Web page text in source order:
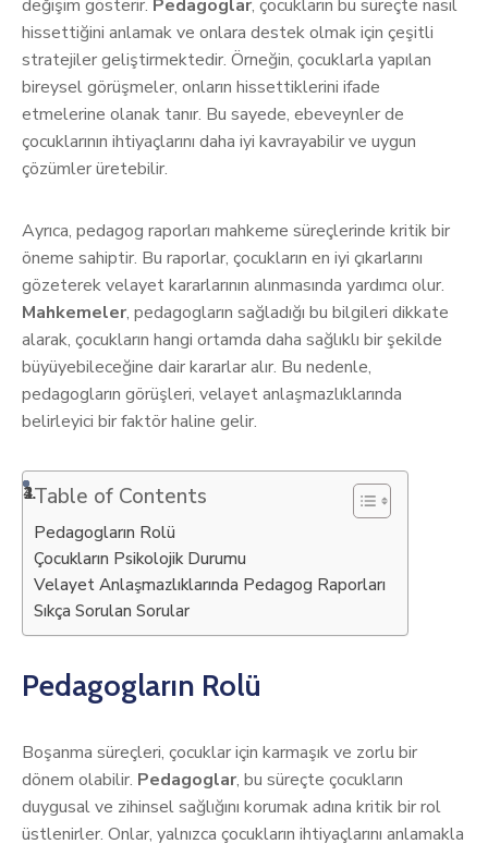
değişim gösterir. Pedagoglar, çocukların bu süreçte nasıl
hissettiğini anlamak ve onlara destek olmak için çeşitli
stratejiler geliştirmektedir. Örneğin, çocuklarla yapılan
bireysel görüşmeler, onların hissettiklerini ifade
etmelerine olanak tanır. Bu sayede, ebeveynler de
çocuklarının ihtiyaçlarını daha iyi kavrayabilir ve uygun
çözümler üretebilir.
Ayrıca, pedagog raporları mahkeme süreçlerinde kritik bir
öneme sahiptir. Bu raporlar, çocukların en iyi çıkarlarını
gözeterek velayet kararlarının alınmasında yardımcı olur.
Mahkemeler, pedagogların sağladığı bu bilgileri dikkate
alarak, çocukların hangi ortamda daha sağlıklı bir şekilde
büyüyebileceğine dair kararlar alır. Bu nedenle,
pedagogların görüşleri, velayet anlaşmazlıklarında
belirleyici bir faktör haline gelir.
Table of Contents
Pedagogların Rolü
Çocukların Psikolojik Durumu
Velayet Anlaşmazlıklarında Pedagog Raporları
Sıkça Sorulan Sorular
Pedagogların Rolü
Boşanma süreçleri, çocuklar için karmaşık ve zorlu bir
dönem olabilir. Pedagoglar, bu süreçte çocukların
duygusal ve zihinsel sağlığını korumak adına kritik bir rol
üstlenirler. Onlar, yalnızca çocukların ihtiyaçlarını anlamakla